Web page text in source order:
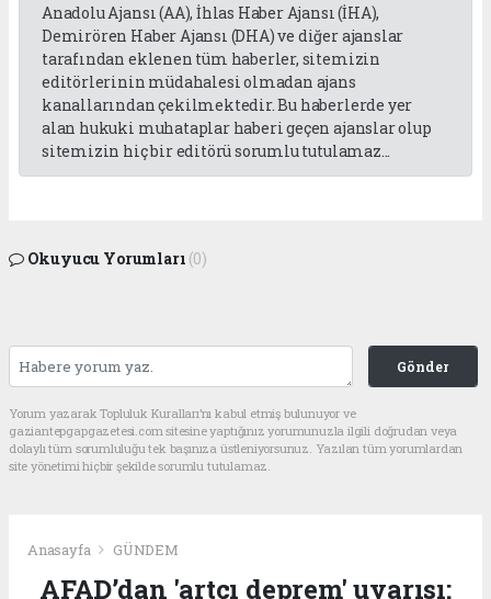
Anadolu Ajansı (AA), İhlas Haber Ajansı (İHA),
Demirören Haber Ajansı (DHA) ve diğer ajanslar
tarafından eklenen tüm haberler, sitemizin
editörlerinin müdahalesi olmadan ajans
kanallarından çekilmektedir. Bu haberlerde yer
alan hukuki muhataplar haberi geçen ajanslar olup
sitemizin hiç bir editörü sorumlu tutulamaz...
Okuyucu Yorumları (0)
Gönder
Yorum yazarak Topluluk Kuralları’nı kabul etmiş bulunuyor ve
gaziantepgapgazetesi.com sitesine yaptığınız yorumunuzla ilgili doğrudan veya
dolaylı tüm sorumluluğu tek başınıza üstleniyorsunuz. Yazılan tüm yorumlardan
site yönetimi hiçbir şekilde sorumlu tutulamaz.
Anasayfa GÜNDEM
AFAD’dan 'artçı deprem' uyarısı: